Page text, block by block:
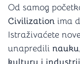
Od samog
Civilization ima
Istraživaćete
unapredili